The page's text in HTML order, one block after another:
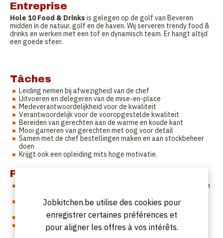
Entreprise
Hole 10 Food & Drinks is gelegen op de golf van Beveren
midden in de natuur, golf en de haven. Wij serveren trendy food &
drinks en werken met een tof en dynamisch team. Er hangt altijd
een goede sfeer.
Tâches
Leiding nemen bij afwezigheid van de chef
Uitvoeren en delegeren van de mise-en-place
Medeverantwoordelijkheid voor de kwaliteit
Verantwoordelijk voor de vooropgestelde kwaliteit
Bereiden van gerechten aan de warme en koude kant
Mooi garneren van gerechten met oog voor detail
Samen met de chef bestellingen maken en aan stockbeheer
doen
Krijgt ook een opleiding mits hoge motivatie.
Profil
Je hebt een zekere maturiteit, bent ondernemend en hebt een
Je streeft naar perfectie, hebt een passie voor de job en
vakkennis is een must
Je hebt oog voor detail en gevoel voor smaak
Je bent verzorgd, communicatief sterk (Nederlandstalig!),
flexibel en creatief
Jobkitchen.be utilise des cookies pour
enregistrer certaines préférences et
pour aligner les offres à vos intérêts.